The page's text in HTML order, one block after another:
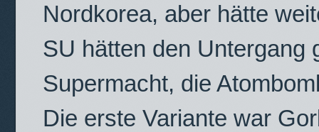
Nordkorea, aber hätte
SU hätten den Untergang
Supermacht, die
Die erste Variante war